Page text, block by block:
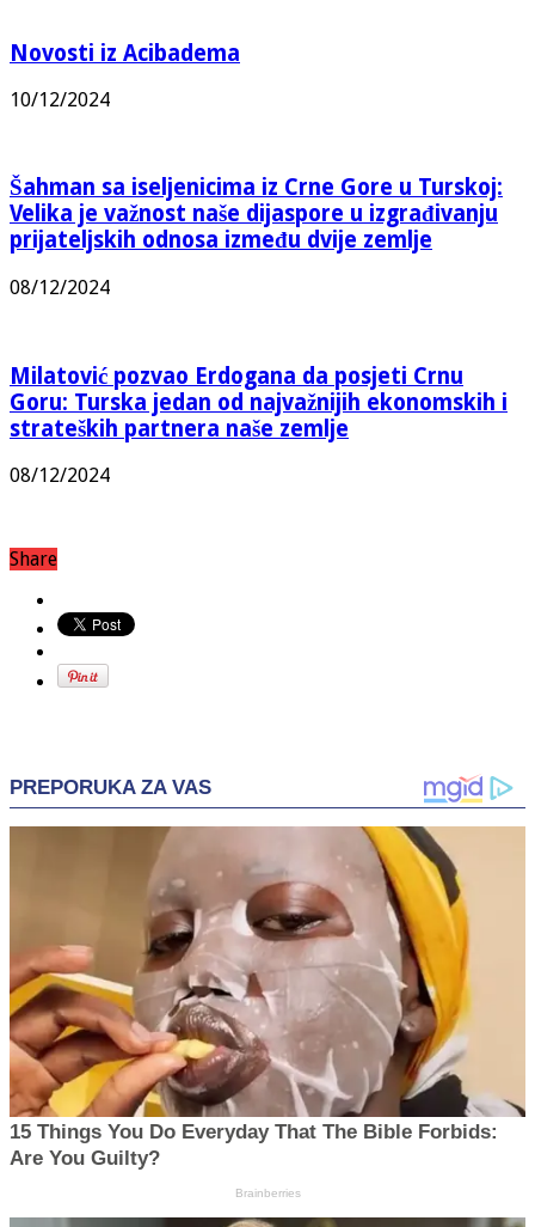
Novosti iz Acibadema
10/12/2024
Šahman sa iseljenicima iz Crne Gore u Turskoj:
Velika je važnost naše dijaspore u izgrađivanju
prijateljskih odnosa između dvije zemlje
08/12/2024
Milatović pozvao Erdogana da posjeti Crnu
Goru: Turska jedan od najvažnijih ekonomskih i
strateških partnera naše zemlje
08/12/2024
Share